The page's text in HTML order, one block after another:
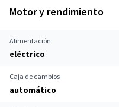
Motor y rendimiento
Alimentación
eléctrico
Caja de cambios
automático